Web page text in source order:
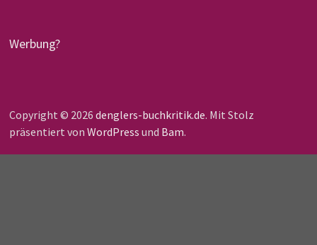
Werbung?
Copyright © 2026 denglers-buchkritik.de. Mit Stolz
präsentiert von WordPress und Bam.